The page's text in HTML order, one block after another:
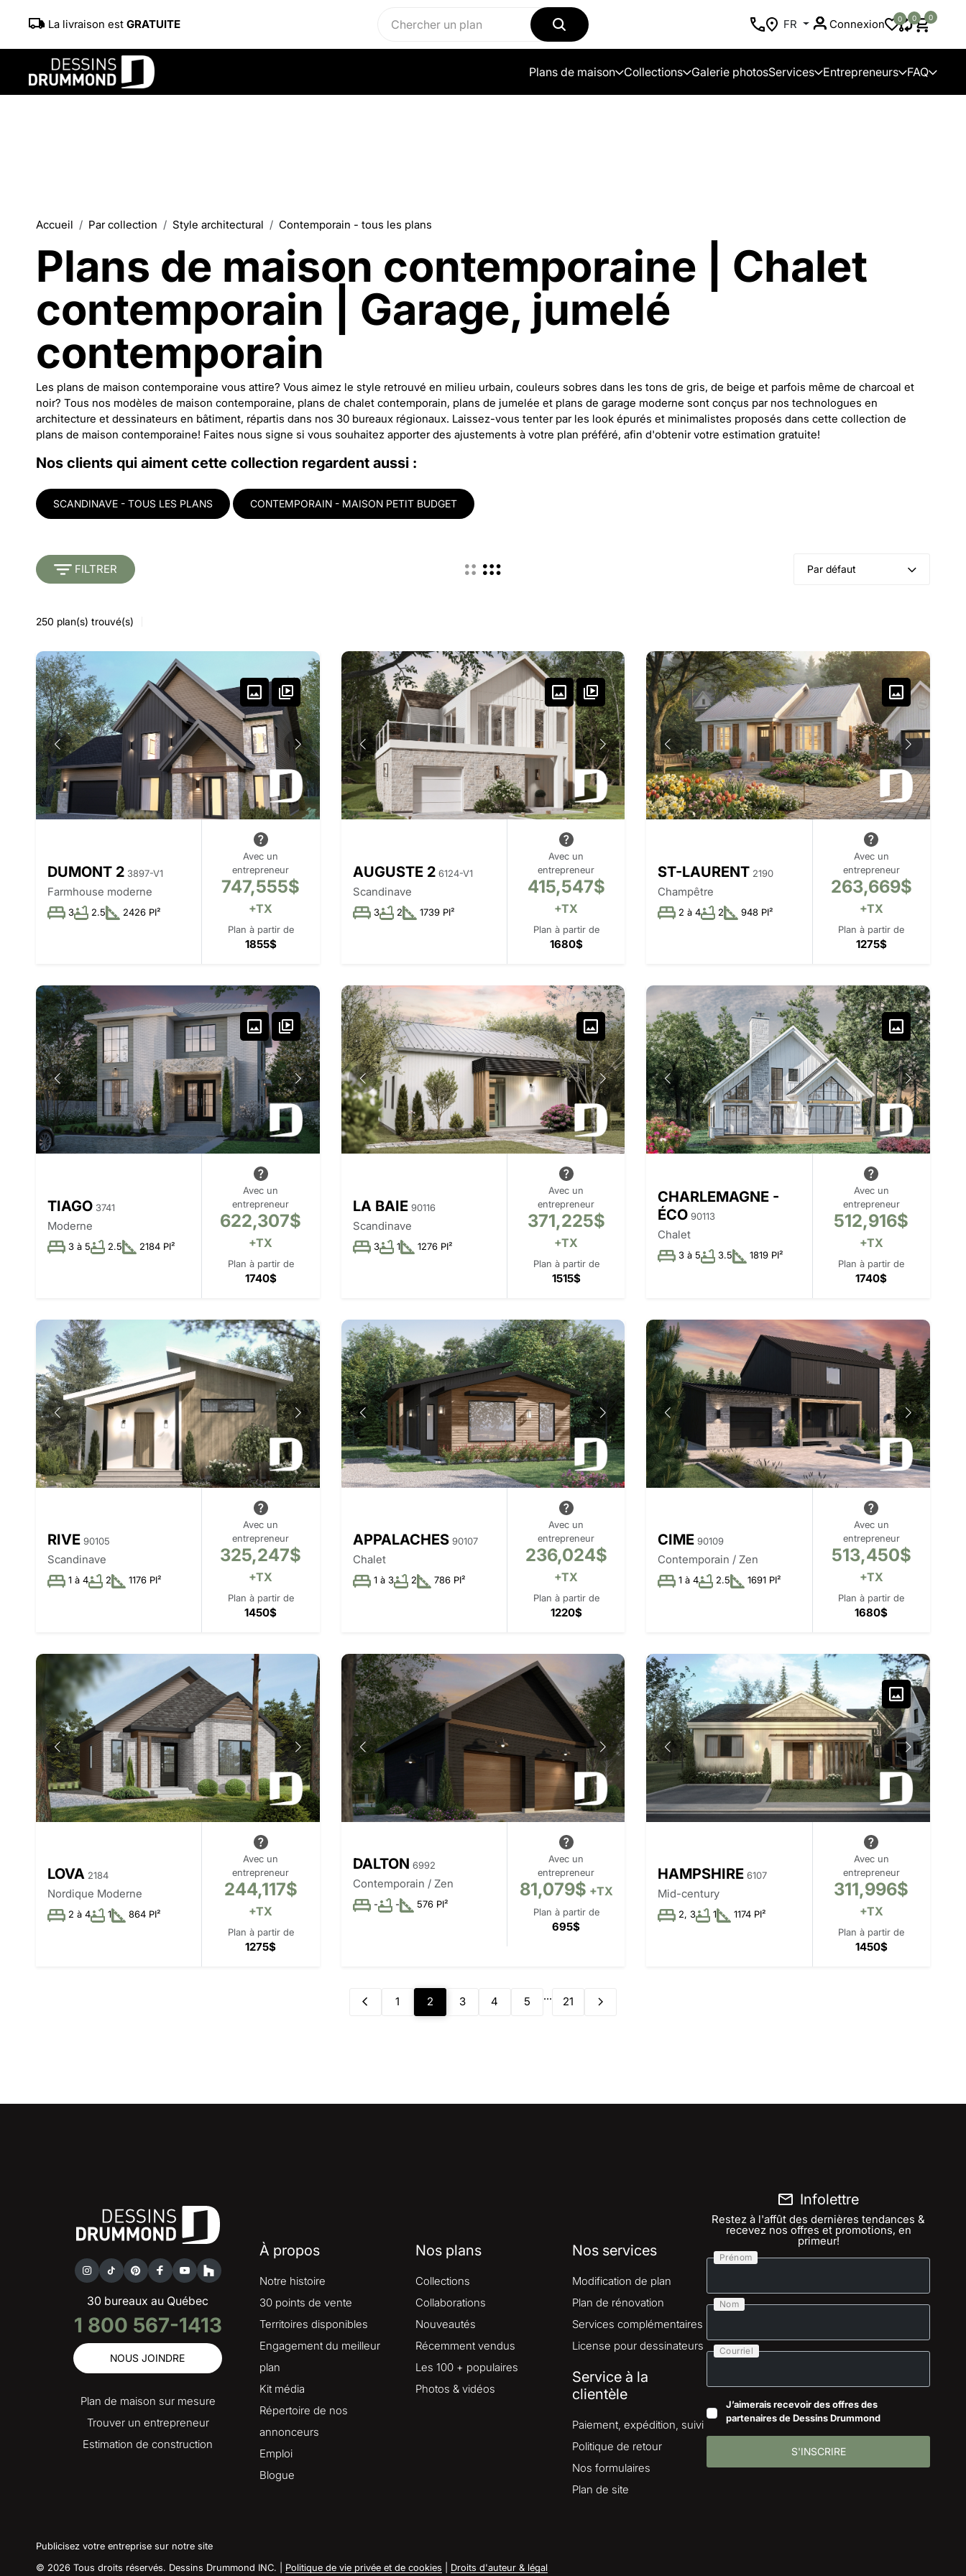
La livraison est GRATUITE FR Connexion 0 0 0
Plans de maison Collections Galerie photosServices Entrepreneurs FAQ
Accueil Par collection Style architectural Contemporain - tous les plans
Plans de maison contemporaine | Chalet
contemporain | Garage, jumelé
contemporain
Les plans de maison contemporaine vous attire? Vous aimez le style retrouvé en milieu urbain, couleurs sobres dans les tons de gris, de beige et parfois même de charcoal et
noir? Tous nos modèles de maison contemporaine, plans de chalet contemporain, plans de jumelée et plans de garage moderne sont conçus par nos technologues en
architecture et dessinateurs en bâtiment, répartis dans nos 30 bureaux régionaux. Laissez-vous tenter par les look épurés et minimalistes proposés dans cette collection de
plans de maison contemporaine! Faites nous signe si vous souhaitez apporter des ajustements à votre plan préféré, afin d'obtenir votre estimation gratuite!
Nos clients qui aiment cette collection regardent aussi :
SCANDINAVE - TOUS LES PLANS CONTEMPORAIN - MAISON PETIT BUDGET
FILTRER Par défaut
250 plan(s) trouvé(s)
DUMONT 2 3897-V1
Farmhouse moderne
3 2.5 2426 PI²
Avec un
entrepreneur
747,555$
+TX
Plan à partir de
1855$
AUGUSTE 2 6124-V1
Scandinave
3 2 1739 PI²
Avec un
entrepreneur
415,547$
+TX
Plan à partir de
1680$
ST-LAURENT 2190
Champêtre
2 à 4 2 948 PI²
Avec un
entrepreneur
263,669$
+TX
Plan à partir de
1275$
TIAGO 3741
Moderne
3 à 5 2.5 2184 PI²
Avec un
entrepreneur
622,307$
+TX
Plan à partir de
1740$
LA BAIE 90116
Scandinave
3 1 1276 PI²
Avec un
entrepreneur
371,225$
+TX
Plan à partir de
1515$
CHARLEMAGNE -
ÉCO 90113
Chalet
3 à 5 3.5 1819 PI²
Avec un
entrepreneur
512,916$
+TX
Plan à partir de
1740$
RIVE 90105
Scandinave
1 à 4 2 1176 PI²
Avec un
entrepreneur
325,247$
+TX
Plan à partir de
1450$
APPALACHES 90107
Chalet
1 à 3 2 786 PI²
Avec un
entrepreneur
236,024$
+TX
Plan à partir de
1220$
CIME 90109
Contemporain / Zen
1 à 4 2.5 1691 PI²
Avec un
entrepreneur
513,450$
+TX
Plan à partir de
1680$
LOVA 2184
Nordique Moderne
2 à 4 1 864 PI²
Avec un
entrepreneur
244,117$
+TX
Plan à partir de
1275$
DALTON 6992
Contemporain / Zen
- - 576 PI²
Avec un
entrepreneur
81,079$ +TX
Plan à partir de
695$
HAMPSHIRE 6107
Mid-century
2, 3 1 1174 PI²
Avec un
entrepreneur
311,996$
+TX
Plan à partir de
1450$
1 2 3 4 5 ... 21
30 bureaux au Québec
1 800 567-1413
NOUS JOINDRE
Plan de maison sur mesure
Trouver un entrepreneur
Estimation de construction
À propos
Notre histoire
30 points de vente
Territoires disponibles
Engagement du meilleur
plan
Kit média
Répertoire de nos
annonceurs
Emploi
Blogue
Nos plans
Collections
Collaborations
Nouveautés
Récemment vendus
Les 100 + populaires
Photos & vidéos
Nos services
Modification de plan
Plan de rénovation
Services complémentaires
License pour dessinateurs
Service à la
clientèle
Paiement, expédition, suivi
Politique de retour
Nos formulaires
Plan de site
Infolettre
Restez à l'affût des dernières tendances &
recevez nos offres et promotions, en
primeur!
Prénom
Nom
Courriel
J’aimerais recevoir des offres des
partenaires de Dessins Drummond
S'INSCRIRE
Publicisez votre entreprise sur notre site
© 2026 Tous droits réservés. Dessins Drummond INC. | Politique de vie privée et de cookies Droits d'auteur & légal